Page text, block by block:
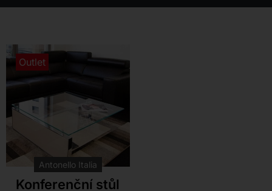
Outlet
Outlet
Antonello Italia
Konferenční stůl